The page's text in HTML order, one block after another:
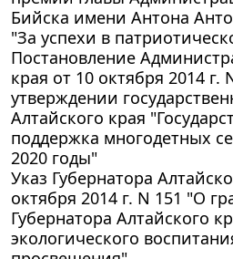
Бийска имени Антона
"За успехи в
Постановление
края от 10 октября 2014 г.
утверждении
Алтайского края
поддержка многодетных
2020 годы"
Указ Губернатора
октября 2014 г. N 151 "О
Губернатора Алтайского
экологического